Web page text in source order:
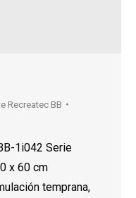
Recreatec BB
1i042 Serie
x 60 cm
temprana,